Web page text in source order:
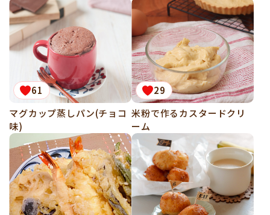
61
マグカップ蒸しパン(チョコ
味)
29
米粉で作るカスタードクリ
ーム